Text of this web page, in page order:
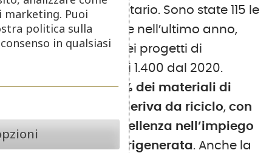
resta un driver prioritario. Sono state 115 le
referenze ottimizzate nell’ultimo anno,
portando il totale dei progetti di
sostenibilità a quasi 1.400 dal 2020.
Attualmente,il 42,1% dei materiali di
confezionamento deriva da riciclo, con
performance d’eccellenza nell’impiego
di carta e plastica rigenerata. Anche la
Puoi
politica sulla
in qualsiasi